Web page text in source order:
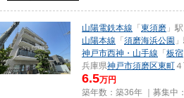
山陽電鉄本線 「 東須磨 」
山陽本線 「 須磨海浜公園
神戸市西神・山手線 「 板宿
兵庫県神戸市須磨区東町
6.5万円
築年数：築36年 ｜募集中：